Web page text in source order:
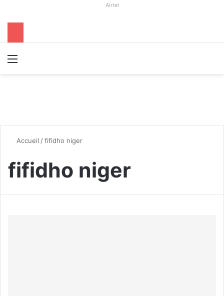
Airtel
Accueil /fifidho niger
fifidho niger